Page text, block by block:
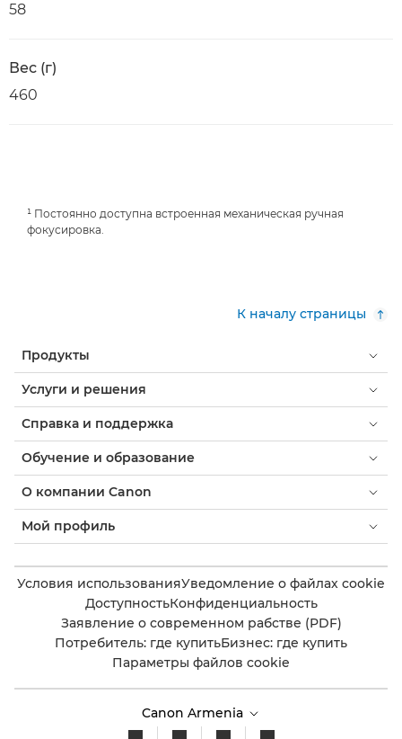
58
Вес (г)
460
¹ Постоянно доступна встроенная механическая ручная
фокусировка.
К началу страницы
Продукты
Услуги и решения
Справка и поддержка
Обучение и образование
О компании Canon
Мой профиль
Условия использованияУведомление о файлах cookie
ДоступностьКонфиденциальность
Заявление о современном рабстве (PDF)
Потребитель: где купитьБизнес: где купить
Параметры файлов cookie
Canon Armenia